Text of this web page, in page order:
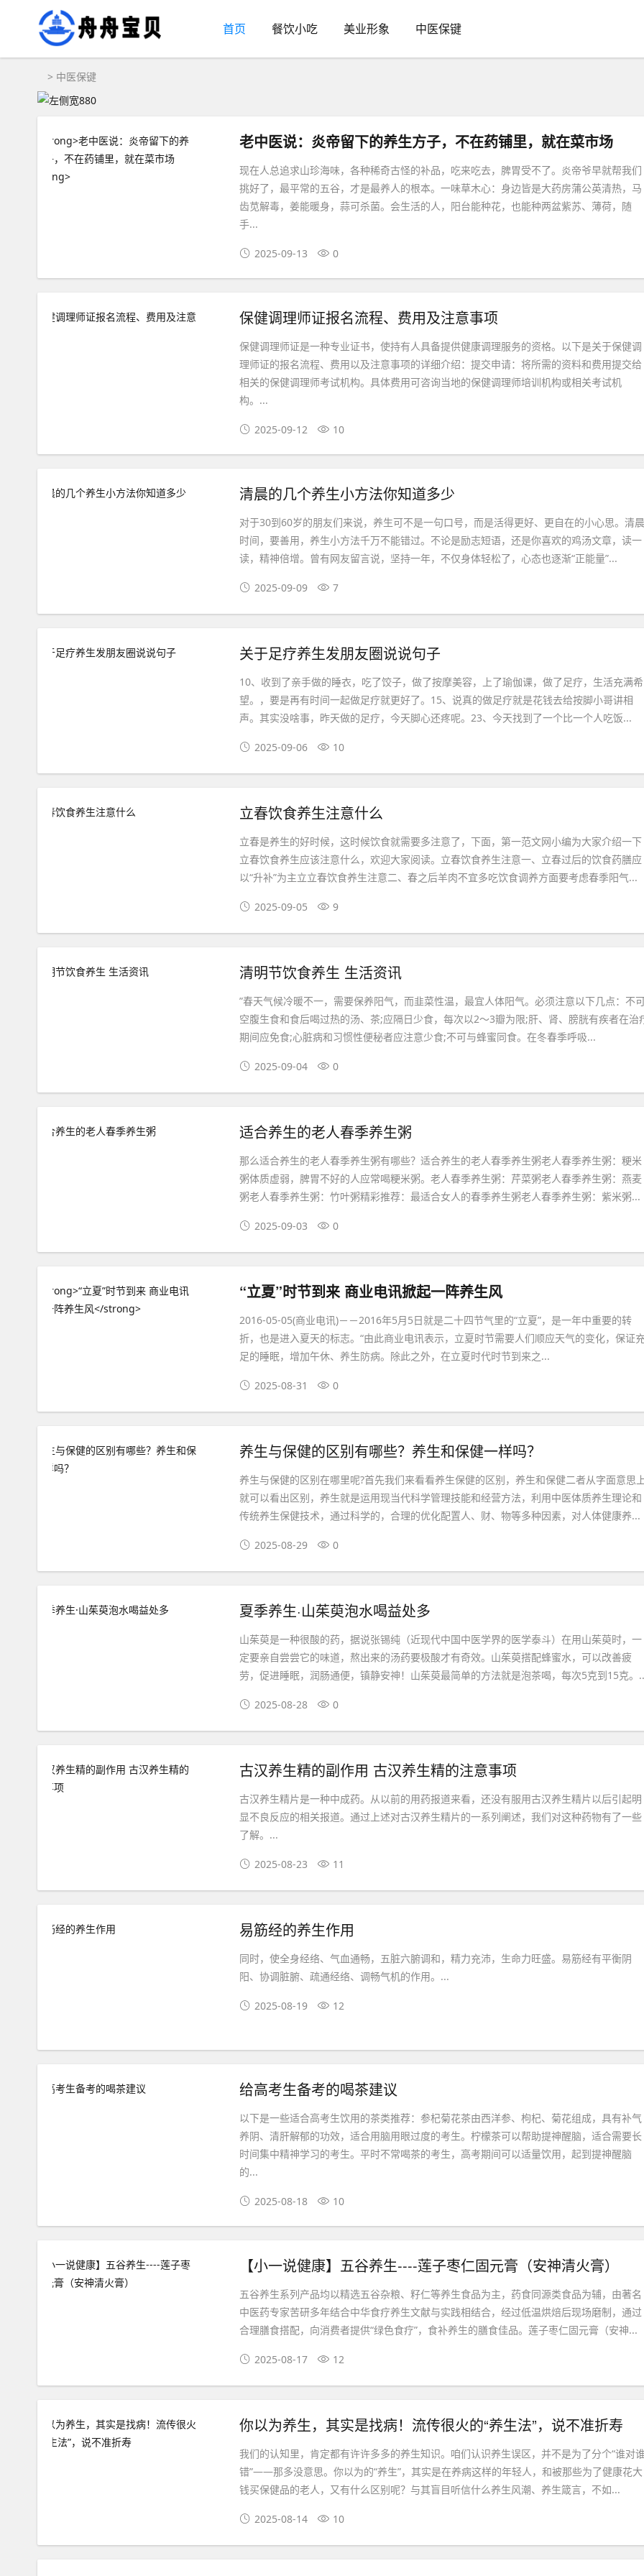
首页 餐饮小吃 美业形象 中医保键
> 中医保键
老中医说：炎帝留下的养生方子，不在药铺里，就在菜市场
现在人总追求山珍海味，各种稀奇古怪的补品，吃来吃去，脾胃受不了。炎帝爷早就帮我们
挑好了，最平常的五谷，才是最养人的根本。一味草木心：身边皆是大药房蒲公英清热，马
齿苋解毒，姜能暖身，蒜可杀菌。会生活的人，阳台能种花，也能种两盆紫苏、薄荷，随
手...
2025-09-13 0
保健调理师证报名流程、费用及注意事项
保健调理师证是一种专业证书，使持有人具备提供健康调理服务的资格。以下是关于保健调
理师证的报名流程、费用以及注意事项的详细介绍：提交申请：将所需的资料和费用提交给
相关的保健调理师考试机构。具体费用可咨询当地的保健调理师培训机构或相关考试机
构。...
2025-09-12 10
清晨的几个养生小方法你知道多少
对于30到60岁的朋友们来说，养生可不是一句口号，而是活得更好、更自在的小心思。清晨
时间，要善用，养生小方法千万不能错过。不论是励志短语，还是你喜欢的鸡汤文章，读一
读，精神倍增。曾有网友留言说，坚持一年，不仅身体轻松了，心态也逐渐“正能量”...
2025-09-09 7
关于足疗养生发朋友圈说说句子
10、收到了亲手做的睡衣，吃了饺子，做了按摩美容，上了瑜伽课，做了足疗，生活充满希
望。，要是再有时间一起做足疗就更好了。15、说真的做足疗就是花钱去给按脚小哥讲相
声。其实没啥事，昨天做的足疗，今天脚心还疼呢。23、今天找到了一个比一个人吃饭...
2025-09-06 10
立春饮食养生注意什么
立春是养生的好时候，这时候饮食就需要多注意了，下面，第一范文网小编为大家介绍一下
立春饮食养生应该注意什么，欢迎大家阅读。立春饮食养生注意一、立春过后的饮食药膳应
以“升补”为主立立春饮食养生注意二、春之后羊肉不宜多吃饮食调养方面要考虑春季阳气...
2025-09-05 9
清明节饮食养生 生活资讯
”春天气候冷暖不一，需要保养阳气，而韭菜性温，最宜人体阳气。必须注意以下几点：不
空腹生食和食后喝过热的汤、茶;应隔日少食，每次以2～3瓣为限;肝、肾、膀胱有疾者在治
期间应免食;心脏病和习惯性便秘者应注意少食;不可与蜂蜜同食。在冬春季呼吸...
2025-09-04 0
适合养生的老人春季养生粥
那么适合养生的老人春季养生粥有哪些？适合养生的老人春季养生粥老人春季养生粥：粳米
粥体质虚弱，脾胃不好的人应常喝粳米粥。老人春季养生粥：芹菜粥老人春季养生粥：燕麦
粥老人春季养生粥：竹叶粥精彩推荐：最适合女人的春季养生粥老人春季养生粥：紫米粥...
2025-09-03 0
“立夏”时节到来 商业电讯掀起一阵养生风
2016-05-05(商业电讯)－－2016年5月5日就是二十四节气里的“立夏”，是一年中重要的转
折，也是进入夏天的标志。“由此商业电讯表示，立夏时节需要人们顺应天气的变化，保证
足的睡眠，增加午休、养生防病。除此之外，在立夏时代时节到来之...
2025-08-31 0
养生与保健的区别有哪些？养生和保健一样吗？
养生与保健的区别在哪里呢?首先我们来看看养生保健的区别，养生和保健二者从字面意思
就可以看出区别，养生就是运用现当代科学管理技能和经营方法，利用中医体质养生理论和
传统养生保健技术，通过科学的，合理的优化配置人、财、物等多种因素，对人体健康养...
2025-08-29 0
夏季养生·山茱萸泡水喝益处多
山茱萸是一种很酸的药，据说张锡纯（近现代中国中医学界的医学泰斗）在用山茱萸时，一
定要亲自尝尝它的味道，熬出来的汤药要极酸才有奇效。山茱萸搭配蜂蜜水，可以改善疲
劳，促进睡眠，润肠通便，镇静安神！山茱萸最简单的方法就是泡茶喝，每次5克到15克。
2025-08-28 0
古汉养生精的副作用 古汉养生精的注意事项
古汉养生精片是一种中成药。从以前的用药报道来看，还没有服用古汉养生精片以后引起明
显不良反应的相关报道。通过上述对古汉养生精片的一系列阐述，我们对这种药物有了一些
了解。...
2025-08-23 11
易筋经的养生作用
同时，使全身经络、气血通畅，五脏六腑调和，精力充沛，生命力旺盛。易筋经有平衡阴
阳、协调脏腑、疏通经络、调畅气机的作用。...
2025-08-19 12
给高考生备考的喝茶建议
以下是一些适合高考生饮用的茶类推荐：参杞菊花茶由西洋参、枸杞、菊花组成，具有补气
养阴、清肝解郁的功效，适合用脑用眼过度的考生。柠檬茶可以帮助提神醒脑，适合需要长
时间集中精神学习的考生。平时不常喝茶的考生，高考期间可以适量饮用，起到提神醒脑
的...
2025-08-18 10
【小一说健康】五谷养生----莲子枣仁固元膏（安神清火膏）
五谷养生系列产品均以精选五谷杂粮、籽仁等养生食品为主，药食同源类食品为辅，由著名
中医药专家苦研多年结合中华食疗养生文献与实践相结合，经过低温烘焙后现场磨制，通过
合理膳食搭配，向消费者提供“绿色食疗”，食补养生的膳食佳品。莲子枣仁固元膏（安神...
2025-08-17 12
你以为养生，其实是找病！流传很火的“养生法”，说不准折寿
我们的认知里，肯定都有许许多多的养生知识。咱们认识养生误区，并不是为了分个“谁对
错”——那多没意思。你以为的“养生”，其实是在养病这样的年轻人，和被那些为了健康花大
钱买保健品的老人，又有什么区别呢？与其盲目听信什么养生风潮、养生箴言，不如...
2025-08-14 10